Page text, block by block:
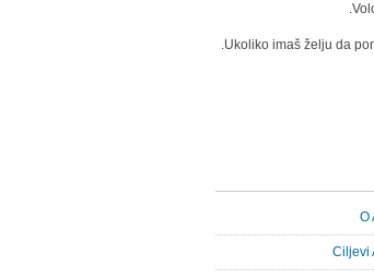
Ukoliko imaš želju da
O
Ciljevi